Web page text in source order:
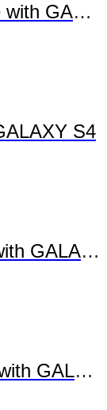
S4
S4
S4
S4